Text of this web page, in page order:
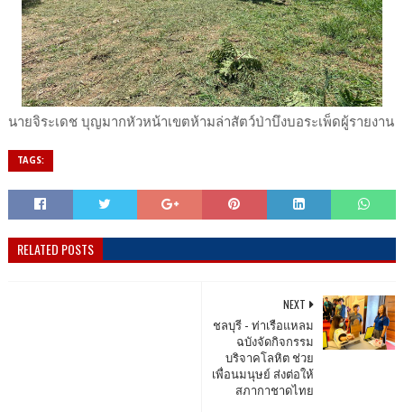
นายจิระเดช บุญมากหัวหน้าเขตห้ามล่าสัตว์ป่าบึงบอระเพ็ดผู้รายงาน
TAGS:
RELATED POSTS
NEXT
ชลบุรี - ท่าเรือแหลม
ฉบังจัดกิจกรรม
บริจาคโลหิต ช่วย
เพื่อนมนุษย์ ส่งต่อให้
สภากาชาดไทย